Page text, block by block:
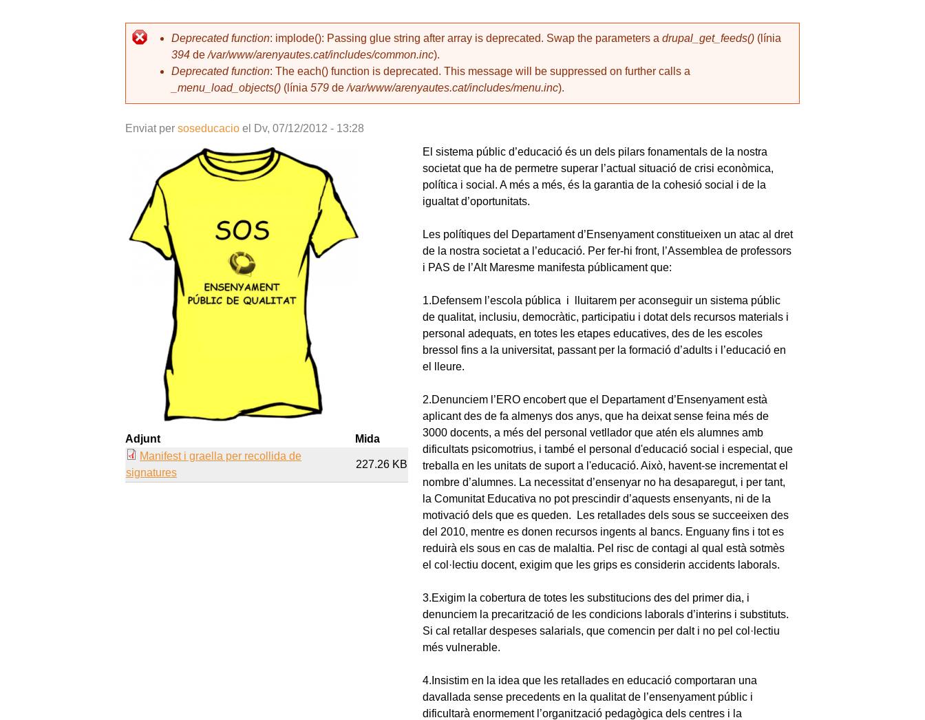
Missatge d'error
Deprecated function: implode(): Passing glue string after array is deprecated. Swap the parameters a drupal_get_feeds() (línia
394 de/var/www/arenyautes.cat/includes/common.inc).
Deprecated function: The each() function is deprecated. This message will be suppressed on further calls a
_menu_load_objects() (línia 579 de/var/www/arenyautes.cat/includes/menu.inc).
Enviat per soseducacio el Dv, 07/12/2012 - 13:28
samarretaSOS.png
Adjunt
Mida
Manifest i graella per recollida de
signatures
227.26 KB
El sistema públic d’educació és un dels pilars fonamentals de la nostra
societat que ha de permetre superar l’actual situació de crisi econòmica,
política i social. A més a més, és la garantia de la cohesió social i de la
igualtat d’oportunitats.
Les polítiques del Departament d’Ensenyament constitueixen un atac al dret
de la nostra societat a l’educació. Per fer-hi front, l’Assemblea de professors
i PAS de l’Alt Maresme manifesta públicament que:
1.Defensem l’escola pública i lluitarem per aconseguir un sistema públic
de qualitat, inclusiu, democràtic, participatiu i dotat dels recursos materials i
personal adequats, en totes les etapes educatives, des de les escoles
bressol fins a la universitat, passant per la formació d’adults i l’educació en
el lleure.
2.Denunciem l’ERO encobert que el Departament d’Ensenyament està
aplicant des de fa almenys dos anys, que ha deixat sense feina més de
3000 docents, a més del personal vetllador que atén els alumnes amb
dificultats psicomotrius, i també el personal d'educació social i especial, que
treballa en les unitats de suport a l'educació. Això, havent-se incrementat el
nombre d’alumnes. La necessitat d’ensenyar no ha desaparegut, i per tant,
la Comunitat Educativa no pot prescindir d’aquests ensenyants, ni de la
motivació dels que es queden. Les retallades dels sous se succeeixen des
del 2010, mentre es donen recursos ingents al bancs. Enguany fins i tot es
reduirà els sous en cas de malaltia. Pel risc de contagi al qual està sotmès
el col·lectiu docent, exigim que les grips es considerin accidents laborals.
3.Exigim la cobertura de totes les substitucions des del primer dia, i
denunciem la precarització de les condicions laborals d’interins i substituts.
Si cal retallar despeses salarials, que comencin per dalt i no pel col·lectiu
més vulnerable.
4.Insistim en la idea que les retallades en educació comportaran una
davallada sense precedents en la qualitat de l’ensenyament públic i
dificultarà enormement l’organització pedagògica dels centres i la